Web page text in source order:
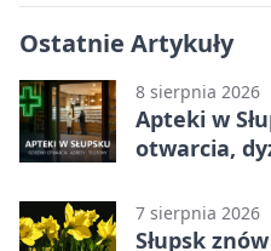
Ostatnie Artykuły
8 sierpnia 2026
Apteki w
otwarcia,
7 sierpnia 2026
Słupsk